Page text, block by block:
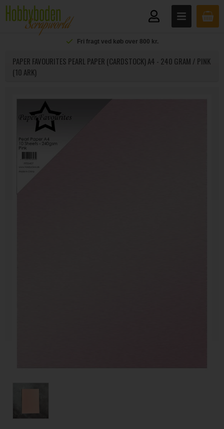
Fri fragt ved køb over 800 kr.
PAPER FAVOURITES PEARL PAPER (CARDSTOCK) A4 - 240 GRAM / PINK
(10 ARK)